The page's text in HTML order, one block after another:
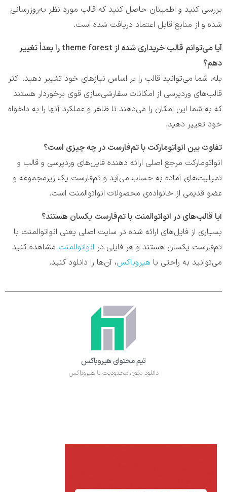
بررسی کنید و اطمینان حاصل کنید که قالب مورد نظر به‌روزرسانی
شده و از منابع قابل اعتماد دریافت شده است.
آیا می‌توانم قالب خریداری شده از theme forest را بعداً تغییر
دهم؟
بله، شما می‌توانید قالب را بر اساس نیازهای خود تغییر دهید. اکثر
قالب‌های وردپرسی از امکانات سفارشی‌سازی قوی برخوردار هستند
که به شما این امکان را می‌دهند تا ظاهر و عملکرد آنها را به دلخواه
خود تغییر دهید.
تفاوت بین انواتومارکت با تم‌فارست در چه چیزی است؟
انواتومارکت مرجع اصلی ارائه دهنده فایل‌های وردپرسی و قالب و
تمپلیت‌های آماده به حساب می‌آید و تم‌فارست یک زیرمجموعه و
عضو قدیمی از خانواده‌ی محصولات انواتوالمنت است.
آیا قالب‌های در انواتوالمنت با تم‌فارست یکسان هستند؟
بسیاری از فایل‌های ارائه شده در سایت اصلی یعنی انواتوالمنت با
تم‌فارست یکسان هستند و هر فایلی در انواتوالمنت مشاهده کنید
می‌توانید به راحتی با هیروباکس، آن‌ها را دانلود کنید.
تیم محتوای هیروباکس
دانلود بدون محدودیت با هیروباکس